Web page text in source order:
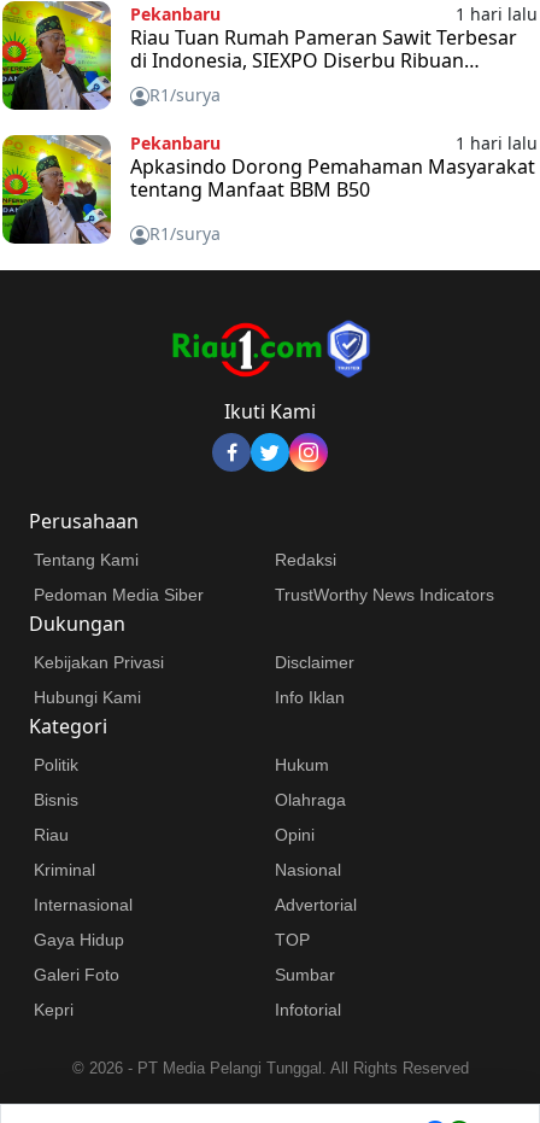
Pekanbaru 1 hari lalu
Riau Tuan Rumah Pameran Sawit Terbesar
di Indonesia, SIEXPO Diserbu Ribuan
Pengunjung
R1/surya
Pekanbaru 1 hari lalu
Apkasindo Dorong Pemahaman Masyarakat
tentang Manfaat BBM B50
R1/surya
Ikuti Kami
Perusahaan
Tentang Kami
Redaksi
Pedoman Media Siber
TrustWorthy News Indicators
Dukungan
Kebijakan Privasi
Disclaimer
Hubungi Kami
Info Iklan
Kategori
Politik
Hukum
Bisnis
Olahraga
Riau
Opini
Kriminal
Nasional
Internasional
Advertorial
Gaya Hidup
TOP
Galeri Foto
Sumbar
Kepri
Infotorial
© 2026 - PT Media Pelangi Tunggal. All Rights Reserved